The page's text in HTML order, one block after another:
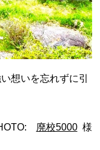
大分県
想いを忘れずに引
廃校5000様